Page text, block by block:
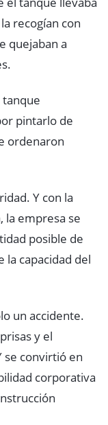
recogían con
quejaban a
pintarlo de
ordenaron
Y con la
la empresa se
posible de
la capacidad del
un accidente.
y el
se convirtió en
corporativa